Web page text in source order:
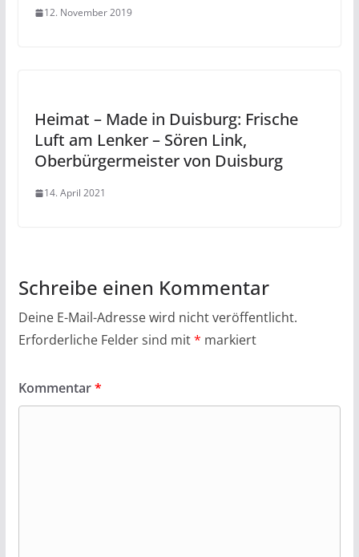
12. November 2019
Heimat – Made in Duisburg: Frische
Luft am Lenker – Sören Link,
Oberbürgermeister von Duisburg
14. April 2021
Schreibe einen Kommentar
Deine E-Mail-Adresse wird nicht veröffentlicht.
Erforderliche Felder sind mit* markiert
Kommentar*